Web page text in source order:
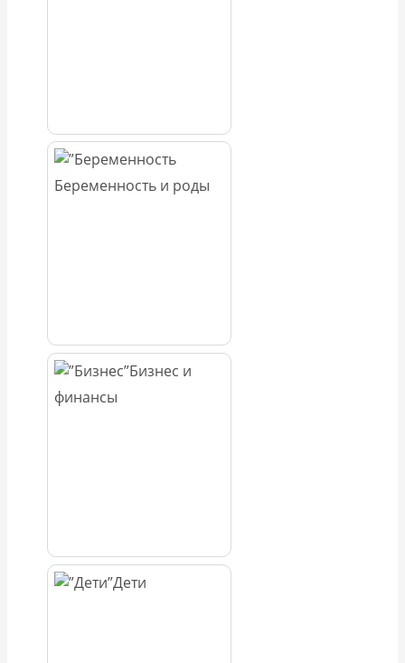
Беременность и роды
Бизнес и
финансы
Дети